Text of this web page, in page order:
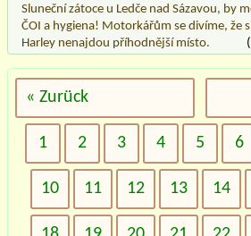
Sluneční zátoce u Ledče nad Sázavou, by
ČOI a hygiena! Motorkářům se divíme, že
Harley nenajdou příhodnější místo.
« Zurück
1 2 3 4 5 6
10 11 12 13 14